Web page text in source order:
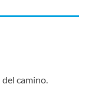
camino.